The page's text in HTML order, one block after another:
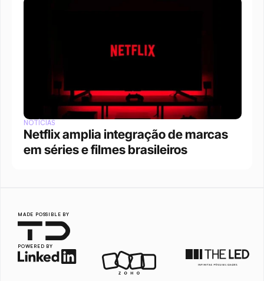
NOTÍCIAS
Netflix amplia integração de marcas
em séries e filmes brasileiros
MADE POSSIBLE BY
POWERED BY